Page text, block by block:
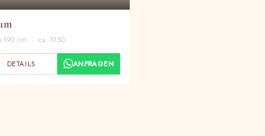
190 cm · ca. 1950
DETAILS ANFRAGEN